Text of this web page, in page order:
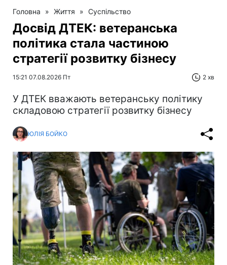
Головна » Життя » Суспільство
Досвід ДТЕК: ветеранська
політика стала частиною
стратегії розвитку бізнесу
15:21 07.08.2026 Пт 2 хв
У ДТЕК вважають ветеранську політику
складовою стратегії розвитку бізнесу
ЮЛІЯ БОЙКО